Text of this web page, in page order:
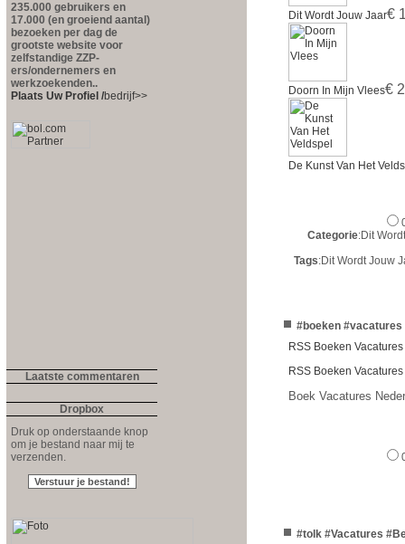
235.000 gebruikers en
17.000 (en groeiend aantal)
bezoeken per dag de
grootste website voor
zelfstandige ZZP-
ers/ondernemers en
werkzoekenden..
Plaats Uw Profiel /bedrijf>>
Laatste commentaren
Dropbox
Druk op onderstaande knop
om je bestand naar mij te
verzenden.
Dit Wordt Jouw Jaar€
Doorn In Mijn Vlees€
De Kunst Van Het
Categorie:Dit
Tags:Dit Wordt Jouw
#boeken
RSS Boeken
RSS Boeken
Boek Vacatures
#tolk #Vacatures